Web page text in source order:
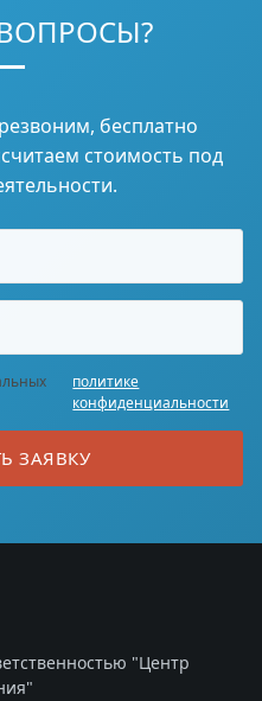
бесплатно
стоимость под
политике
конфиденциальности
ЗАЯВКУ
"Центр